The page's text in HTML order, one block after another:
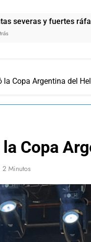
ráfagas de viento:
la Copa Argentina del
Copa
2 Minutos